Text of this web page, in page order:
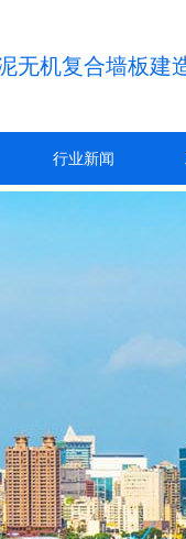
无机复合墙板建
行业新闻